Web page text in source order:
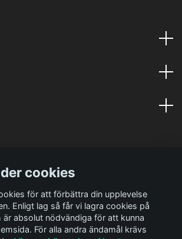
cookies
för att förbättra din upplevelse
Enligt lag så får vi lagra cookies på
är absolut nödvändiga för att kunna
För alla andra ändamål krävs